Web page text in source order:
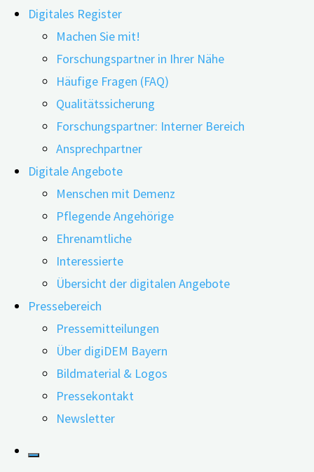
Digitales Register
Machen Sie mit!
Forschungspartner in Ihrer Nähe
Häufige Fragen (FAQ)
Qualitätssicherung
Forschungspartner: Interner Bereich
Ansprechpartner
Digitale Angebote
Menschen mit Demenz
Pflegende Angehörige
Ehrenamtliche
Interessierte
Übersicht der digitalen Angebote
Pressebereich
Pressemitteilungen
Über digiDEM Bayern
Bildmaterial & Logos
Pressekontakt
Newsletter
15.07.202524.06.2026
Unruhe, Aggressionen oder Halluzinationen –
sogenannte verhaltensbezogene und psychologische
Symptome bei Demenz („Behavioral and Psychological
Symptoms of Dementia“, kurz BPSD) treten bei rund 90
Prozent der Betroffenen auf. Sowohl für Menschen mit
Demenz als auch ihre pflegenden An- und Zugehörigen
stellt dies eine große Belastung dar. Doch inwiefern
können digitale Hilfsmittel wie zum Beispiel Apps und
nicht-pharmakologische, technologiegestützte
Behandlungen für Entlastung bei pflegenden An- und
Zugehörigen und eine Verbesserung des Wohlbefindens
gefährdeter Zielgruppen sorgen? Wie wirksam sind sie,
welches Potenzial steckt in ihnen? Mit diesen
Fragestellungen haben sich zwei wissenschaftliche
und eine Studie aus Korea.